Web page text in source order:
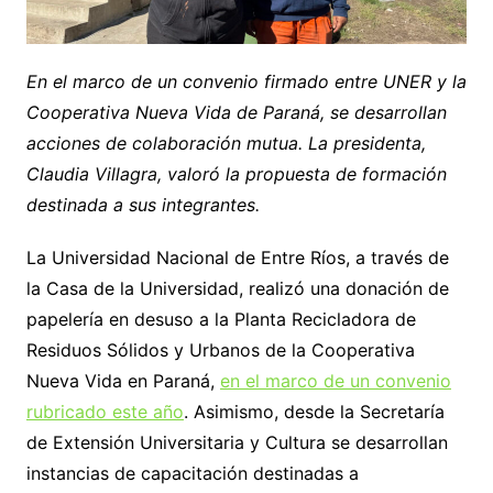
En el marco de un convenio firmado entre UNER y la
Cooperativa Nueva Vida de Paraná, se desarrollan
acciones de colaboración mutua. La presidenta,
Claudia Villagra, valoró la propuesta de formación
destinada a sus integrantes.
La Universidad Nacional de Entre Ríos, a través de
la Casa de la Universidad, realizó una donación de
papelería en desuso a la Planta Recicladora de
Residuos Sólidos y Urbanos de la Cooperativa
Nueva Vida en Paraná, en el marco de un convenio
rubricado este año. Asimismo, desde la Secretaría
de Extensión Universitaria y Cultura se desarrollan
instancias de capacitación destinadas a